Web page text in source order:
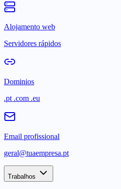
Alojamento web
Servidores rápidos
Dominios
.pt .com .eu
Email profissional
geral@tuaempresa.pt
Trabalhos